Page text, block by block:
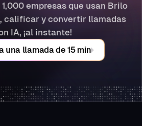
empresas que usan Brilo
calificar y convertir llamadas
IA, ¡al instante!
una llamada de 15 min